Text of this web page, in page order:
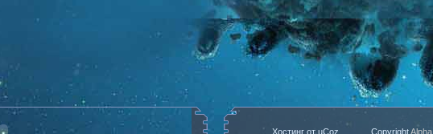
Хостинг от uCoz CopyrightAlpha